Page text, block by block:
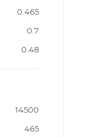
0.465
0.7
0.48
14500
465